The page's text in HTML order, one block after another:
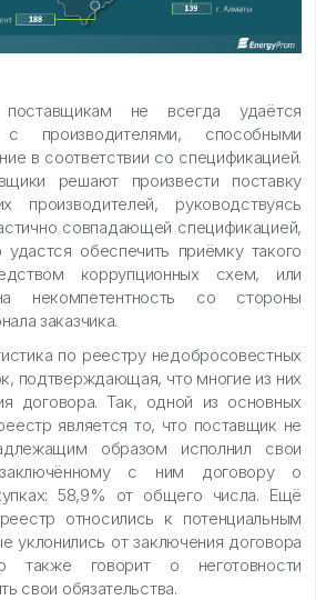
поставщикам не всегда удаётся
производителями, способными
в соответствии со спецификацией.
решают произвести поставку
производителей, руководствуясь
совпадающей спецификацией,
обеспечить приёмку такого
коррупционных схем, или
некомпетентность со стороны
заказчика.
по реестру недобросовестных
подтверждающая, что многие из них
договора. Так, одной из основных
является то, что поставщик не
образом исполнил свои
заключённому с ним договору о
58,9% от общего числа. Ещё
относились к потенциальным
уклонились от заключения договора
также говорит о неготовности
свои обязательства.